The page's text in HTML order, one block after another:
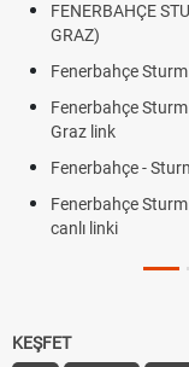
FENERBAHÇE
GRAZ)
Fenerbahçe Sturm
Fenerbahçe
Graz link
Fenerbahçe -
Fenerbahçe
canlı linki
KEŞFET